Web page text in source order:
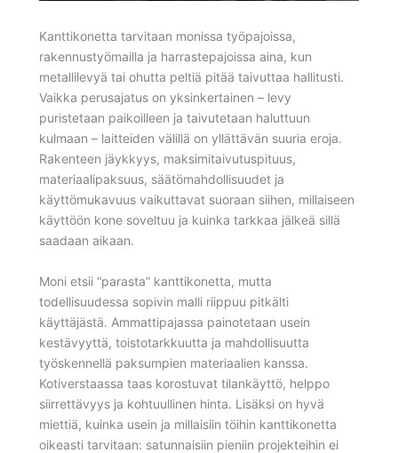
Kanttikonetta tarvitaan monissa työpajoissa,
rakennustyömailla ja harrastepajoissa aina, kun
metallilevyä tai ohutta peltiä pitää taivuttaa hallitusti.
Vaikka perusajatus on yksinkertainen – levy
puristetaan paikoilleen ja taivutetaan haluttuun
kulmaan – laitteiden välillä on yllättävän suuria eroja.
Rakenteen jäykkyys, maksimitaivutuspituus,
materiaalipaksuus, säätömahdollisuudet ja
käyttömukavuus vaikuttavat suoraan siihen, millaiseen
käyttöön kone soveltuu ja kuinka tarkkaa jälkeä sillä
saadaan aikaan.
Moni etsii “parasta” kanttikonetta, mutta
todellisuudessa sopivin malli riippuu pitkälti
käyttäjästä. Ammattipajassa painotetaan usein
kestävyyttä, toistotarkkuutta ja mahdollisuutta
työskennellä paksumpien materiaalien kanssa.
Kotiverstaassa taas korostuvat tilankäyttö, helppo
siirrettävyys ja kohtuullinen hinta. Lisäksi on hyvä
miettiä, kuinka usein ja millaisiin töihin kanttikonetta
oikeasti tarvitaan: satunnaisiin pieniin projekteihin ei